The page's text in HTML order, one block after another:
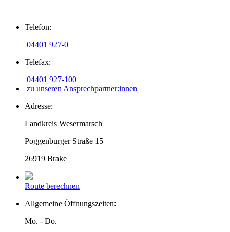
Inhalt
Telefon:
04401 927-0
Telefax:
04401 927-100
zu unseren Ansprechpartner:innen
Adresse:
Landkreis Wesermarsch
Poggenburger Straße 15
26919 Brake
Route berechnen
Allgemeine Öffnungszeiten:
Mo. - Do.